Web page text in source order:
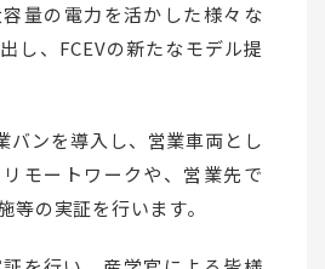
量の電力を活かした様々な
し、FCEVの新たなモデル提
バンを導入し、営業車両とし
モートワークや、営業先で
等の実証を行います。